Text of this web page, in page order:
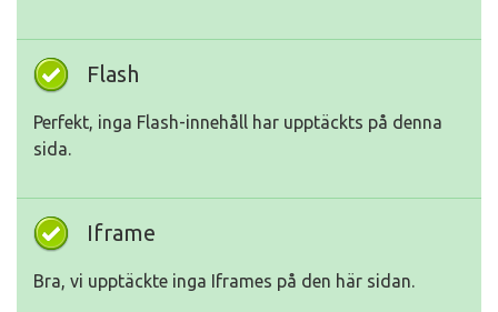
Flash
Perfekt, inga Flash-innehåll har upptäckts på denna
sida.
Iframe
Bra, vi upptäckte inga Iframes på den här sidan.